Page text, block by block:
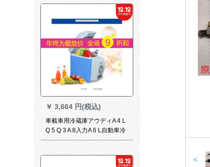
￥ 3,664 円(税込)
車載車用冷蔵庫アウディA 4 L
Q 5 Q 3 A 8入力A 6 L自動車冷
蔵両庫用12小型家宿舎製冷凍
<